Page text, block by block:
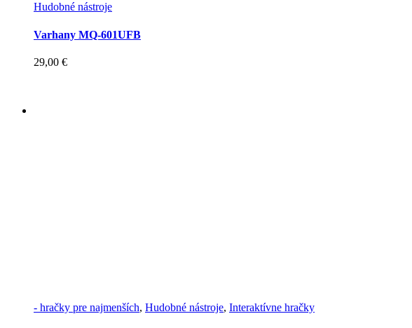
Hudobné nástroje
Varhany MQ-601UFB
29,00 €
- hračky pre najmenších, Hudobné nástroje, Interaktívne hračky